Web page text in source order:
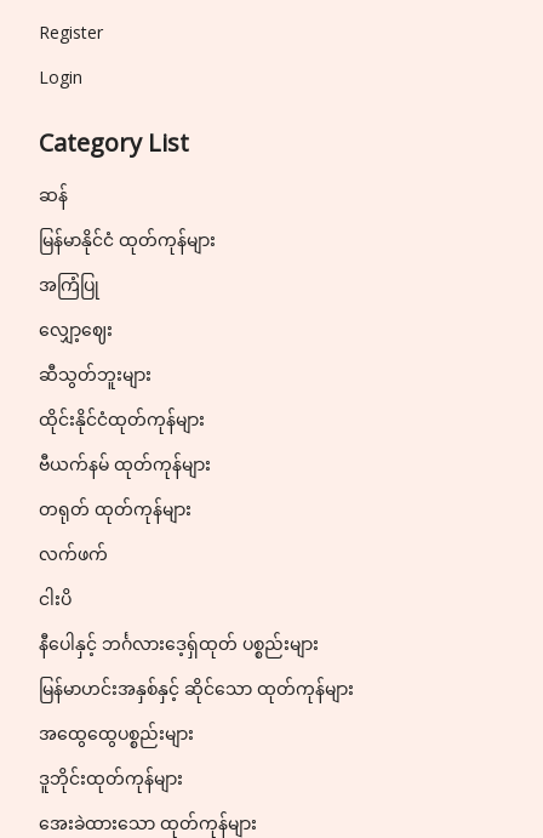
Register
Login
Category List
ဆန်
မြန်မာနိုင်ငံ ထုတ်ကုန်များ
အကြံပြု
လျှော့ဈေး
ဆီသွတ်ဘူးများ
ထိုင်းနိုင်ငံထုတ်ကုန်များ
ဗီယက်နမ် ထုတ်ကုန်များ
တရုတ် ထုတ်ကုန်များ
လက်ဖက်
ငါးပိ
နီပေါနှင့် ဘင်္ဂလားဒေ့ရှ်ထုတ် ပစ္စည်းများ
မြန်မာဟင်းအနှစ်နှင့် ဆိုင်သော ထုတ်ကုန်များ
အထွေထွေပစ္စည်းများ
ဒူဘိုင်းထုတ်ကုန်များ
အေးခဲထားသော ထုတ်ကုန်များ